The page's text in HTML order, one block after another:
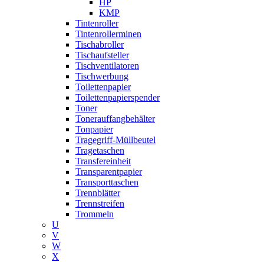
HP
KMP
Tintenroller
Tintenrollerminen
Tischabroller
Tischaufsteller
Tischventilatoren
Tischwerbung
Toilettenpapier
Toilettenpapierspender
Toner
Tonerauffangbehälter
Tonpapier
Tragegriff-Müllbeutel
Tragetaschen
Transfereinheit
Transparentpapier
Transporttaschen
Trennblätter
Trennstreifen
Trommeln
U
V
W
X